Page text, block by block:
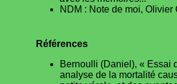
NDM : Note de moi, Olivier
Références
Bernoulli (Daniel), « Essai
analyse de la mortalité